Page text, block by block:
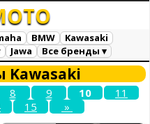
BMW
Kawasaki
Jawa
Все бренды ▾
8 9 10
11
15
»